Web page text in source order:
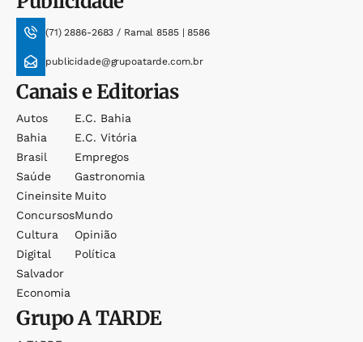
(71) 2886-2683 / Ramal 8585 | 8586
publicidade@grupoatarde.com.br
Canais e Editorias
Autos
Bahia
Brasil
Saúde
Cineinsite
Concursos
Cultura
Digital
Salvador
Economia
E.c. Bahia
E.c. Vitória
Empregos
Gastronomia
Muito
Mundo
Opinião
Política
GrupoA TARDE